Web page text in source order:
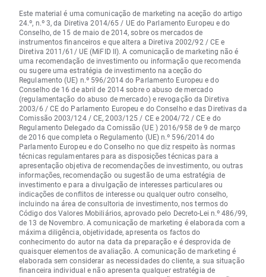
Este material é uma comunicação de marketing na aceção do artigo
24.º, n.º 3, da Diretiva 2014/65 / UE do Parlamento Europeu e do
Conselho, de 15 de maio de 2014, sobre os mercados de
instrumentos financeiros e que altera a Diretiva 2002/92 / CE e
Diretiva 2011/61/ UE (MiFID II). A comunicação de marketing não é
uma recomendação de investimento ou informação que recomenda
ou sugere uma estratégia de investimento na aceção do
Regulamento (UE) n.º 596/2014 do Parlamento Europeu e do
Conselho de 16 de abril de 2014 sobre o abuso de mercado
(regulamentação do abuso de mercado) e revogação da Diretiva
2003/6 / CE do Parlamento Europeu e do Conselho e das Diretivas da
Comissão 2003/124 / CE, 2003/125 / CE e 2004/72 / CE e do
Regulamento Delegado da Comissão (UE ) 2016/958 de 9 de março
de 2016 que completa o Regulamento (UE) n.º 596/2014 do
Parlamento Europeu e do Conselho no que diz respeito às normas
técnicas regulamentares para as disposições técnicas para a
apresentação objetiva de recomendações de investimento, ou outras
informações, recomendação ou sugestão de uma estratégia de
investimento e para a divulgação de interesses particulares ou
indicações de conflitos de interesse ou qualquer outro conselho,
incluindo na área de consultoria de investimento, nos termos do
Código dos Valores Mobiliários, aprovado pelo Decreto-Lei n.º 486/99,
de 13 de Novembro. A comunicação de marketing é elaborada com a
máxima diligência, objetividade, apresenta os factos do
conhecimento do autor na data da preparação e é desprovida de
quaisquer elementos de avaliação. A comunicação de marketing é
elaborada sem considerar as necessidades do cliente, a sua situação
financeira individual e não apresenta qualquer estratégia de